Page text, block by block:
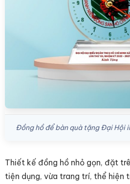
Đồng hồ để bàn quà tặng Đại Hội
Thiết kế đồng hồ nhỏ gọn, đặt
tiện dụng, vừa trang trí, thể hiện